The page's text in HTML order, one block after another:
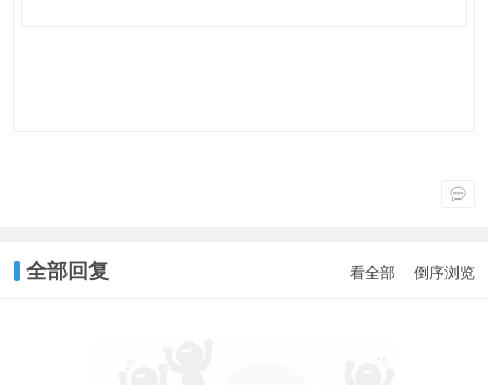
全部回复 看全部 倒序浏览